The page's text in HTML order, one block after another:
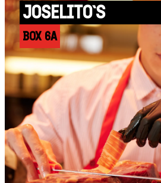
JOSELITO`S
BOX 6A
+INFO